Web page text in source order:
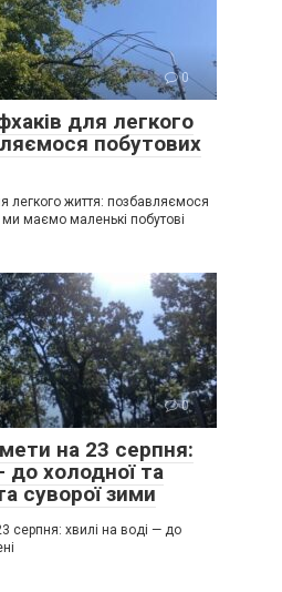
0
для легкого
побутових
легкого життя: позбавляємося
маємо маленькі побутові
0
на 23 серпня:
до холодної та
суворої зими
серпня: хвилі на воді — до